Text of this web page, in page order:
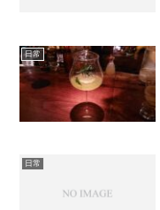
日常
日常